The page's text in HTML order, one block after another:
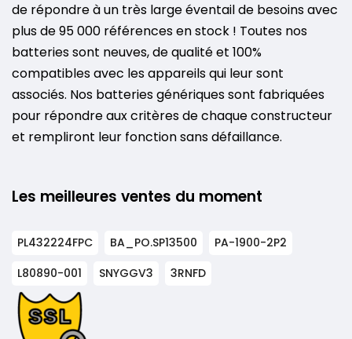
de répondre à un très large éventail de besoins avec
plus de 95 000 références en stock ! Toutes nos
batteries sont neuves, de qualité et 100%
compatibles avec les appareils qui leur sont
associés. Nos batteries génériques sont fabriquées
pour répondre aux critères de chaque constructeur
et rempliront leur fonction sans défaillance.
Les meilleures ventes du moment
PL432224FPC BA_PO.SP13500
PA-1900-2P2
L80890-001
SNYGGV3 3RNFD